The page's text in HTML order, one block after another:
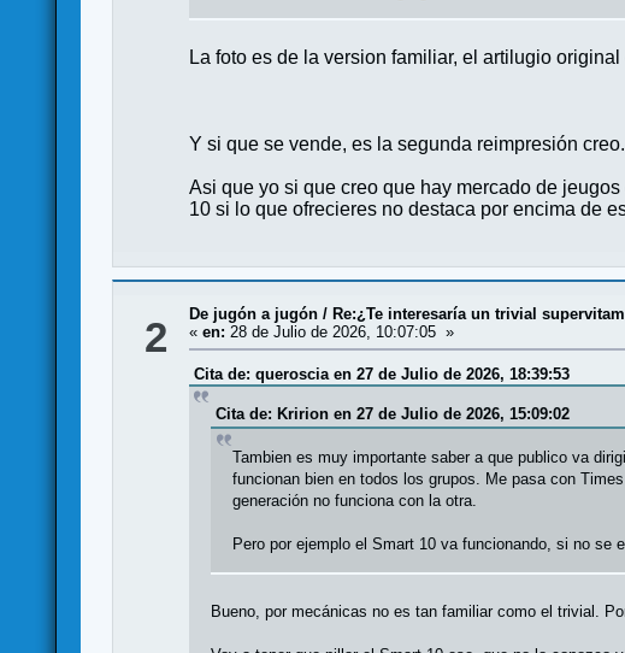
La foto es de la version familiar, el artilugio
Y si que se vende, es la segunda reimpresión
Asi que yo si que creo que hay mercado de
10 si lo que ofrecieres no destaca por encima de
2 De jugón a jugón /Re:¿Te interesaría un trivial
«en: 28 de Julio de 2026, 10:07:05 »
Cita de: queroscia en 27 de Julio de 2026, 18:39:53
Cita de: Kririon en 27 de Julio de 2026, 15:09:02
Tambien es muy importante saber a que publico va
funcionan bien en todos los grupos. Me pasa con
generación no funciona con la otra.
Pero por ejemplo el Smart 10 va funcionando, si no
Bueno, por mecánicas no es tan familiar como el trivial.